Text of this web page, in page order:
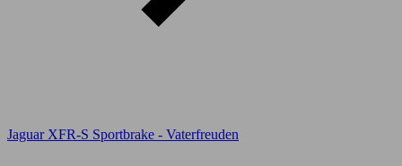
Jaguar XFR-S Sportbrake - Vaterfreuden